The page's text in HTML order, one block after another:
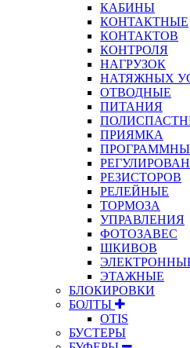
КАБИНЫ
КОНТАКТНЫЕ
КОНТАКТОВ
КОНТРОЛЯ
НАГРУЗОК
НАТЯЖНЫХ
ОТВОДНЫЕ
ПИТАНИЯ
ПРИЯМКА
РЕЗИСТОРОВ
РЕЛЕЙНЫЕ
ТОРМОЗА
УПРАВЛЕНИЯ
ФОТОЗАВЕС
ШКИВОВ
ЭТАЖНЫЕ
БЛОКИРОВКИ
БОЛТЫ
OTIS
БУСТЕРЫ